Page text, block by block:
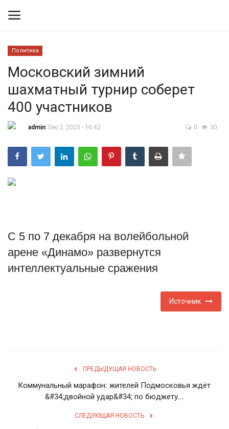
Контакты
Правила размещения
Экономика
Туризм
Недвижимость
Политика
Московский зимний
шахматный турнир соберет
400 участников
admin Dec 2, 2025 - 16:42 0 30
С 5 по 7 декабря на волейбольной
арене «Динамо» развернутся
интеллектуальные сражения
Источник
ПРЕДЫДУЩАЯ НОВОСТЬ
Коммунальный марафон: жителей Подмосковья ждёт
&#34;двойной удар&#34; по бюджету...
СЛЕДУЮЩАЯ НОВОСТЬ